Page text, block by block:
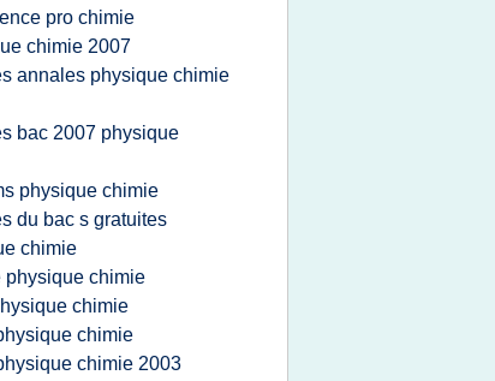
pro chimie
chimie 2007
annales physique chimie
bac 2007 physique
physique chimie
du bac s gratuites
chimie
physique chimie
chimie
chimie
chimie 2003